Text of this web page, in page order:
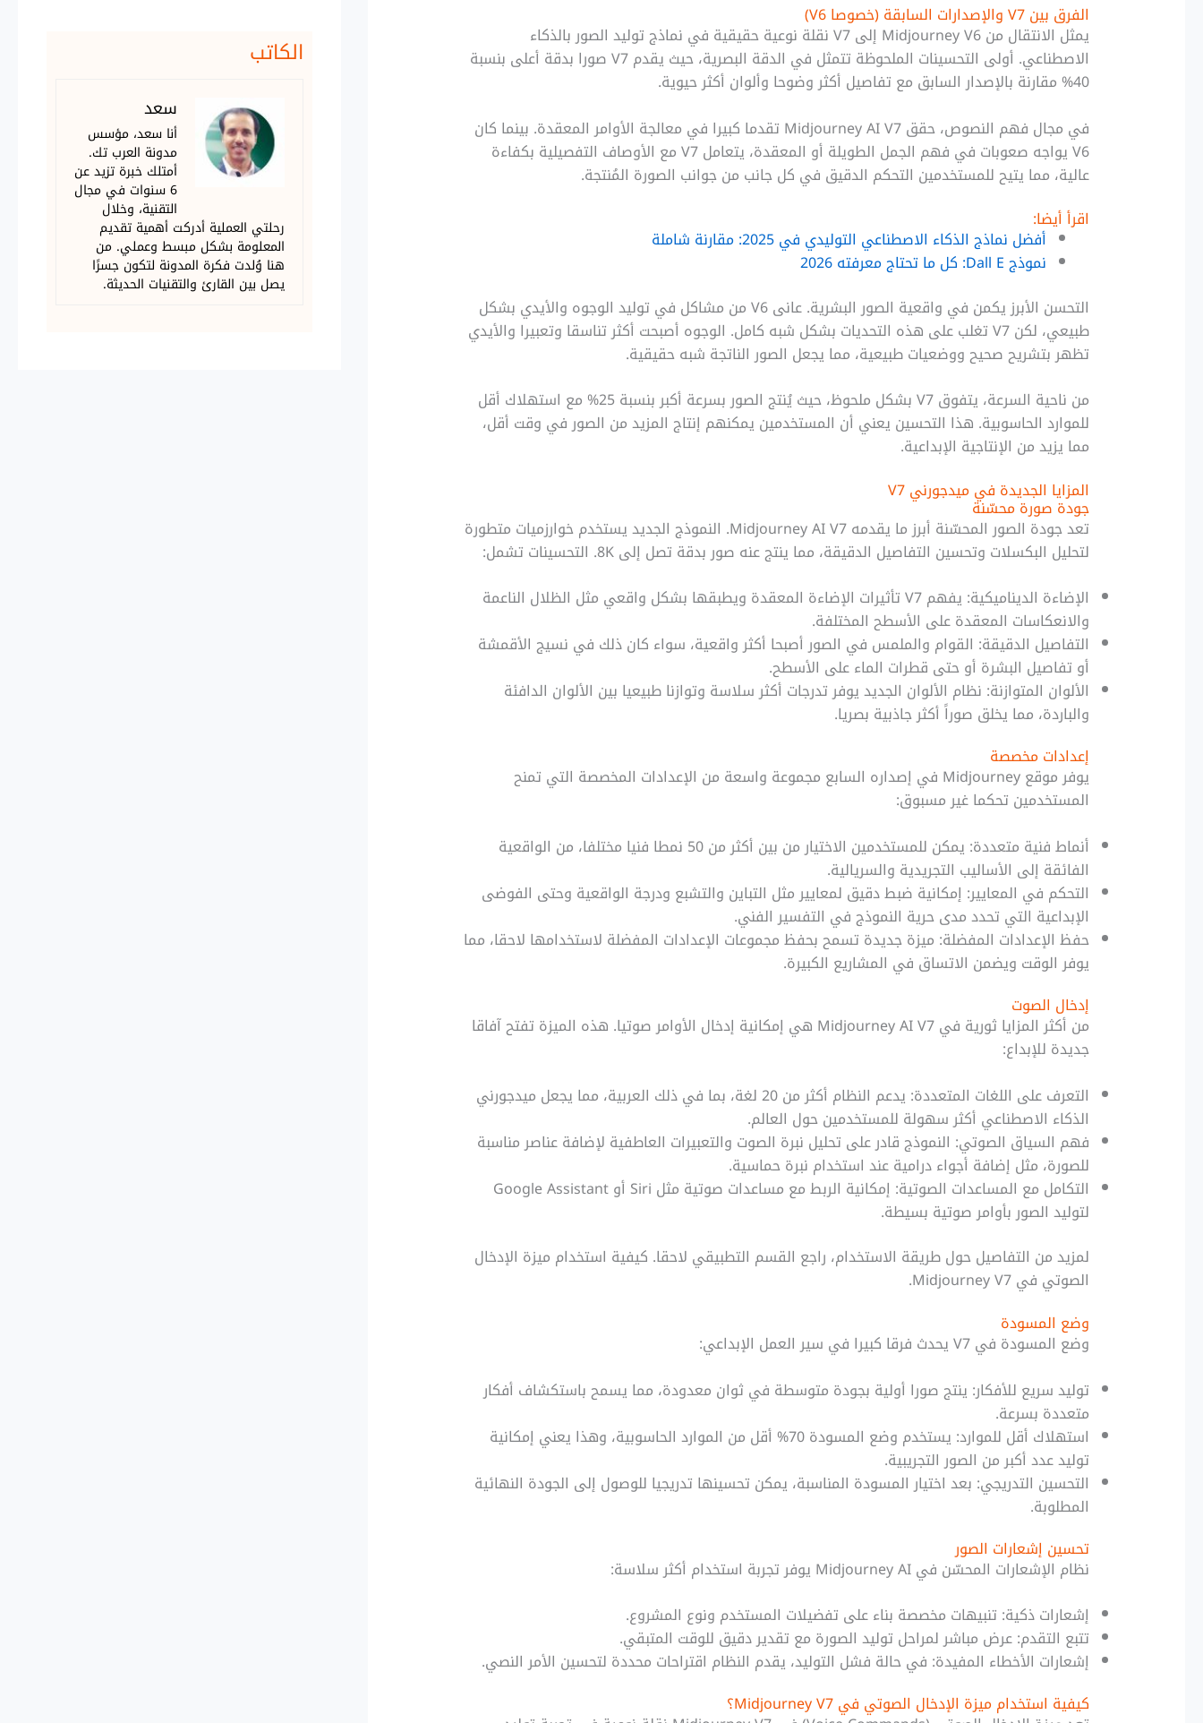
الفرق بين V7 والإصدارات السابقة (خصوصا V6)
يمثل الانتقال من Midjourney V6 إلى V7 نقلة نوعية حقيقية في نماذج توليد الصور بالذكاء
الاصطناعي. أولى التحسينات الملحوظة تتمثل في الدقة البصرية، حيث يقدم V7 صورا بدقة أعلى بنسبة
40% مقارنة بالإصدار السابق مع تفاصيل أكثر وضوحا وألوان أكثر حيوية.
في مجال فهم النصوص، حقق Midjourney AI V7 تقدما كبيرا في معالجة الأوامر المعقدة. بينما كان
V6 يواجه صعوبات في فهم الجمل الطويلة أو المعقدة، يتعامل V7 مع الأوصاف التفصيلية بكفاءة
عالية، مما يتيح للمستخدمين التحكم الدقيق في كل جانب من جوانب الصورة المُنتجة.
اقرأ أيضا:
أفضل نماذج الذكاء الاصطناعي التوليدي في 2025: مقارنة شاملة
نموذج Dall E: كل ما تحتاج معرفته 2026
التحسن الأبرز يكمن في واقعية الصور البشرية. عانى V6 من مشاكل في توليد الوجوه والأيدي بشكل
طبيعي، لكن V7 تغلب على هذه التحديات بشكل شبه كامل. الوجوه أصبحت أكثر تناسقا وتعبيرا والأيدي
تظهر بتشريح صحيح ووضعيات طبيعية، مما يجعل الصور الناتجة شبه حقيقية.
من ناحية السرعة، يتفوق V7 بشكل ملحوظ، حيث يُنتج الصور بسرعة أكبر بنسبة 25% مع استهلاك أقل
للموارد الحاسوبية. هذا التحسين يعني أن المستخدمين يمكنهم إنتاج المزيد من الصور في وقت أقل،
مما يزيد من الإنتاجية الإبداعية.
المزايا الجديدة في ميدجورني V7
جودة صورة محسّنة
تعد جودة الصور المحسّنة أبرز ما يقدمه Midjourney AI V7. النموذج الجديد يستخدم خوارزميات متطورة
لتحليل البكسلات وتحسين التفاصيل الدقيقة، مما ينتج عنه صور بدقة تصل إلى 8K. التحسينات تشمل:
الإضاءة الديناميكية: يفهم V7 تأثيرات الإضاءة المعقدة ويطبقها بشكل واقعي مثل الظلال الناعمة
والانعكاسات المعقدة على الأسطح المختلفة.
التفاصيل الدقيقة: القوام والملمس في الصور أصبحا أكثر واقعية، سواء كان ذلك في نسيج الأقمشة
أو تفاصيل البشرة أو حتى قطرات الماء على الأسطح.
الألوان المتوازنة: نظام الألوان الجديد يوفر تدرجات أكثر سلاسة وتوازنا طبيعيا بين الألوان الدافئة
والباردة، مما يخلق صوراً أكثر جاذبية بصريا.
إعدادات مخصصة
يوفر موقع Midjourney في إصداره السابع مجموعة واسعة من الإعدادات المخصصة التي تمنح
المستخدمين تحكما غير مسبوق:
أنماط فنية متعددة: يمكن للمستخدمين الاختيار من بين أكثر من 50 نمطا فنيا مختلفا، من الواقعية
الفائقة إلى الأساليب التجريدية والسريالية.
التحكم في المعايير: إمكانية ضبط دقيق لمعايير مثل التباين والتشبع ودرجة الواقعية وحتى الفوضى
الإبداعية التي تحدد مدى حرية النموذج في التفسير الفني.
حفظ الإعدادات المفضلة: ميزة جديدة تسمح بحفظ مجموعات الإعدادات المفضلة لاستخدامها لاحقا، مما
يوفر الوقت ويضمن الاتساق في المشاريع الكبيرة.
إدخال الصوت
من أكثر المزايا ثورية في Midjourney AI V7 هي إمكانية إدخال الأوامر صوتيا. هذه الميزة تفتح آفاقا
جديدة للإبداع:
التعرف على اللغات المتعددة: يدعم النظام أكثر من 20 لغة، بما في ذلك العربية، مما يجعل ميدجورني
الذكاء الاصطناعي أكثر سهولة للمستخدمين حول العالم.
فهم السياق الصوتي: النموذج قادر على تحليل نبرة الصوت والتعبيرات العاطفية لإضافة عناصر مناسبة
للصورة، مثل إضافة أجواء درامية عند استخدام نبرة حماسية.
التكامل مع المساعدات الصوتية: إمكانية الربط مع مساعدات صوتية مثل Siri أو Google Assistant
لتوليد الصور بأوامر صوتية بسيطة.
لمزيد من التفاصيل حول طريقة الاستخدام، راجع القسم التطبيقي لاحقا. كيفية استخدام ميزة الإدخال
الصوتي في Midjourney V7.
وضع المسودة
وضع المسودة في V7 يحدث فرقا كبيرا في سير العمل الإبداعي:
توليد سريع للأفكار: ينتج صورا أولية بجودة متوسطة في ثوان معدودة، مما يسمح باستكشاف أفكار
متعددة بسرعة.
استهلاك أقل للموارد: يستخدم وضع المسودة 70% أقل من الموارد الحاسوبية، وهذا يعني إمكانية
توليد عدد أكبر من الصور التجريبية.
التحسين التدريجي: بعد اختيار المسودة المناسبة، يمكن تحسينها تدريجيا للوصول إلى الجودة النهائية
المطلوبة.
تحسين إشعارات الصور
نظام الإشعارات المحسّن في Midjourney AI يوفر تجربة استخدام أكثر سلاسة:
إشعارات ذكية: تنبيهات مخصصة بناء على تفضيلات المستخدم ونوع المشروع.
تتبع التقدم: عرض مباشر لمراحل توليد الصورة مع تقدير دقيق للوقت المتبقي.
إشعارات الأخطاء المفيدة: في حالة فشل التوليد، يقدم النظام اقتراحات محددة لتحسين الأمر النصي.
كيفية استخدام ميزة الإدخال الصوتي في Midjourney V7؟
الكاتب
سعد
أنا سعد، مؤسس
مدونة العرب تك.
أمتلك خبرة تزيد عن
6 سنوات في مجال
التقنية، وخلال
رحلتي العملية أدركت أهمية تقديم
المعلومة بشكل مبسط وعملي. من
هنا وُلدت فكرة المدونة لتكون جسرًا
يصل بين القارئ والتقنيات الحديثة.